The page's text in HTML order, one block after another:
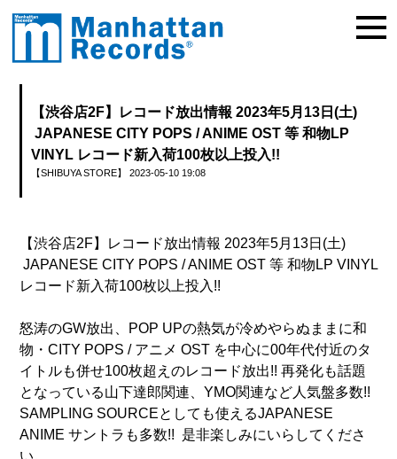
【渋谷店2F】レコード放出情報 2023年5月13日(土)
JAPANESE CITY POPS / ANIME OST 等 和物LP
VINYL レコード新入荷100枚以上投入!!
【SHIBUYA STORE】 2023-05-10 19:08
【渋谷店2F】レコード放出情報 2023年5月13日(土)
JAPANESE CITY POPS / ANIME OST 等 和物LP VINYL
レコード新入荷100枚以上投入!!
怒涛のGW放出、POP UPの熱気が冷めやらぬままに和
物・CITY POPS / アニメ OST を中心に00年代付近のタ
イトルも併せ100枚超えのレコード放出!! 再発化も話題
となっている山下達郎関連、YMO関連など人気盤多数!!
SAMPLING SOURCEとしても使えるJAPANESE
ANIME サントラも多数!! 是非楽しみにいらしてくださ
い。